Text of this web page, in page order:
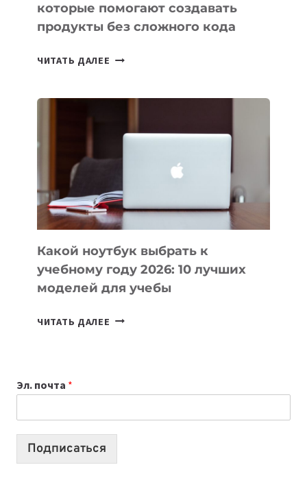
которые помогают создавать
продукты без сложного кода
ЧИТАТЬ ДАЛЕЕ
ПОМОГАЮТ
СОЗДАВАТЬ
БЕЗ
СЛОЖНОГО
КОДА
Какой ноутбук выбрать к
учебному году 2026: 10 лучших
моделей для учебы
ЧИТАТЬ ДАЛЕЕ КАКОЙ
2026:
10
Эл. почта *
Подписаться